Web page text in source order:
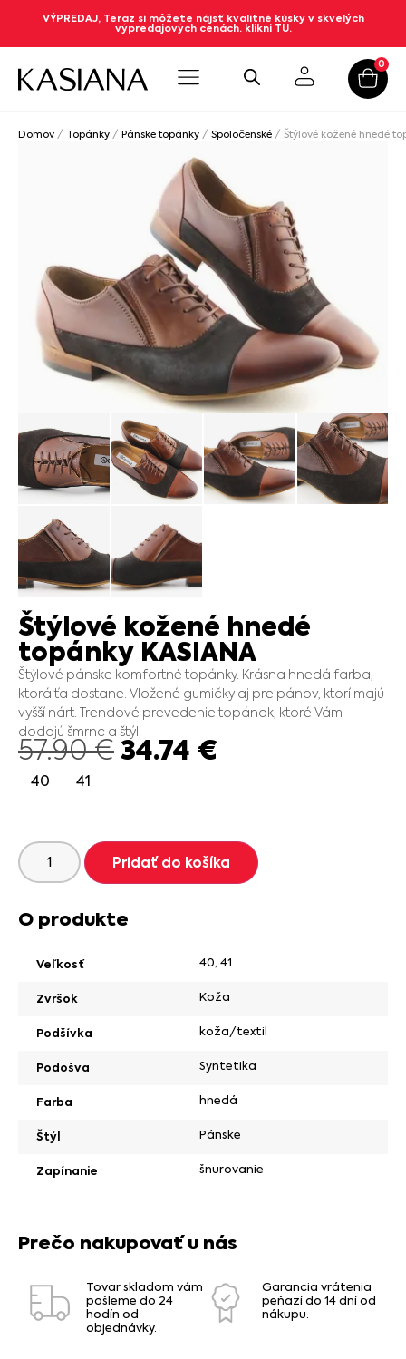
VÝPREDAJ, Teraz si môžete nájsť kvalitné kúsky v skvelých
výpredajových cenách. klikni TU.
0
Domov / Topánky / Pánske topánky / Spoločenské / Štýlové kožené hnedé
Štýlové kožené hnedé
topánky KASIANA
Štýlové pánske komfortné topánky. Krásna hnedá farba,
ktorá ťa dostane. Vložené gumičky aj pre pánov, ktorí majú
vyšší nárt. Trendové prevedenie topánok, ktoré Vám
dodajú šmrnc a štýl.
57.90€34.74 €
40 41
Pridať do košíka
O produkte
Veľkosť 40, 41
Zvršok Koža
Podšívka koža/textil
Podošva Syntetika
Farba hnedá
Štýl Pánske
Zapínanie šnurovanie
Prečo nakupovať u nás
Tovar skladom vám
pošleme do 24
hodín od
objednávky.
Garancia vrátenia
peňazí do 14 dní od
nákupu.